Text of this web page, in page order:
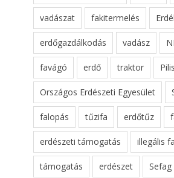
vadászat fakitermelés
erdőgazdálkodás vadász
favágó erdő traktor
Országos Erdészeti Egyesület
falopás tűzifa erdőtűz
erdészeti támogatás illegális
támogatás erdészet Sefag